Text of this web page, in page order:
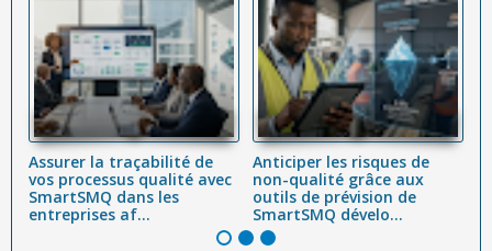
Assurer la traçabilité de
vos processus qualité avec
SmartSMQ dans les
entreprises af...
Anticiper les risques de
non-qualité grâce aux
outils de prévision de
SmartSMQ dévelo...